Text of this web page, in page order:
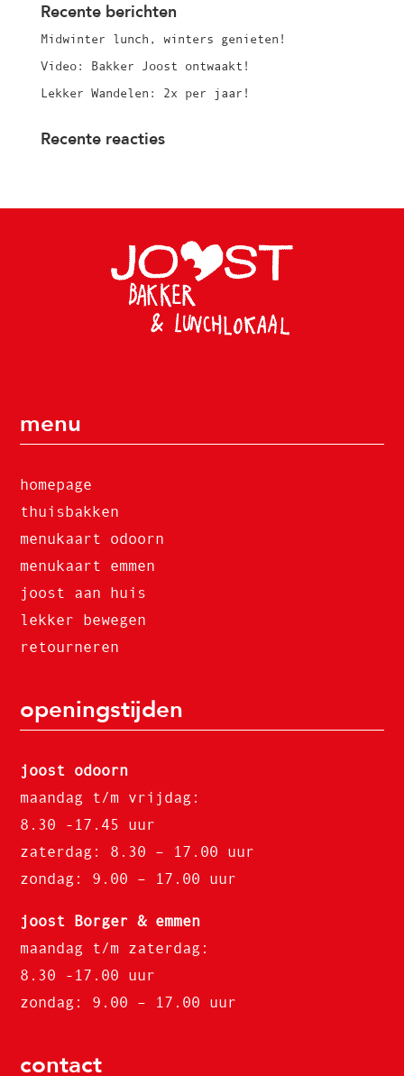
Recente berichten
Midwinter lunch, winters genieten!
Video: Bakker Joost ontwaakt!
Lekker Wandelen: 2x per jaar!
Recente reacties
menu
homepage
thuisbakken
menukaart odoorn
menukaart emmen
joost aan huis
lekker bewegen
retourneren
openingstijden
joost odoorn
maandag t/m vrijdag:
8.30 -17.45 uur
zaterdag: 8.30 – 17.00 uur
zondag: 9.00 – 17.00 uur
joost Borger & emmen
maandag t/m zaterdag:
8.30 -17.00 uur
zondag: 9.00 – 17.00 uur
contact